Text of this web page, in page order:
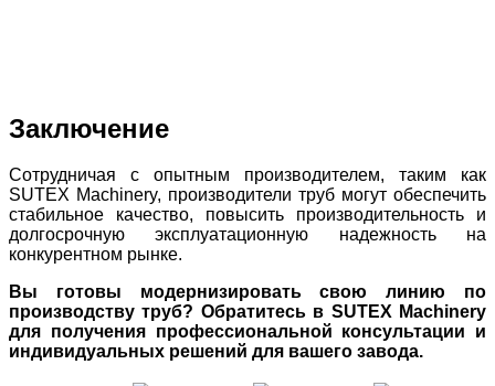
Заключение
Сотрудничая с опытным производителем, таким как
SUTEX Machinery, производители труб могут обеспечить
стабильное качество, повысить производительность и
долгосрочную эксплуатационную надежность на
конкурентном рынке.
Вы готовы модернизировать свою линию по
производству труб? Обратитесь в SUTEX Machinery
для получения профессиональной консультации и
индивидуальных решений для вашего завода.